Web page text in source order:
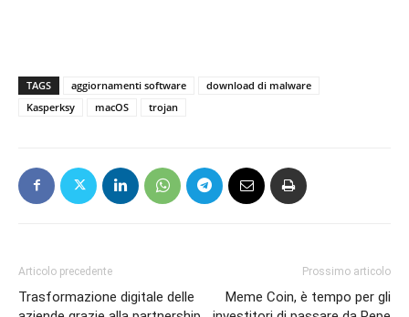
TAGS aggiornamenti software
download di malware
Kasperksy
macOS trojan
Articolo precedente
Trasformazione digitale delle
Prossimo articolo
Meme Coin, è tempo per gli